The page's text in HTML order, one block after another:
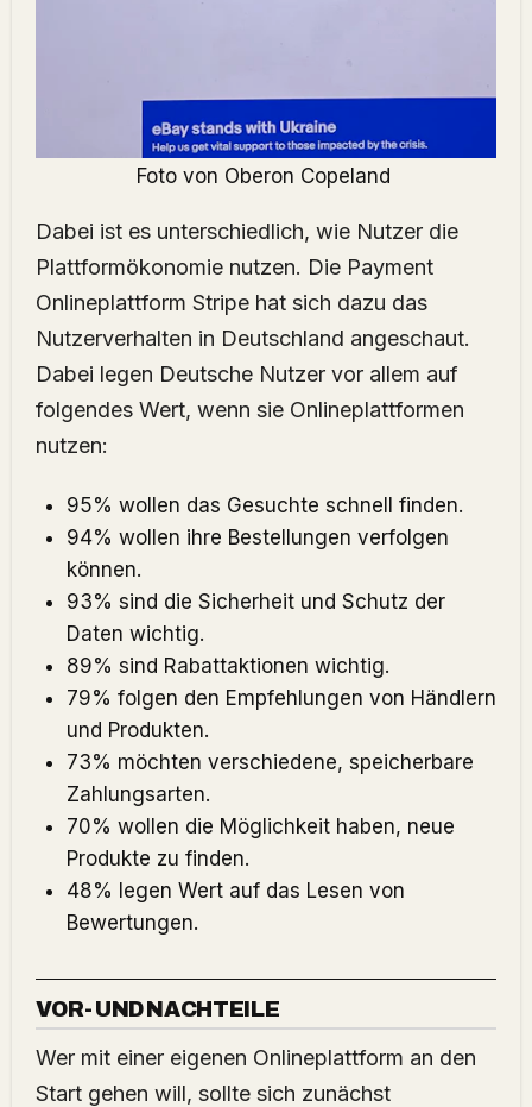
Foto von Oberon Copeland
Dabei ist es unterschiedlich, wie Nutzer die
Plattformökonomie nutzen. Die Payment
Onlineplattform Stripe hat sich dazu das
Nutzerverhalten in Deutschland angeschaut.
Dabei legen Deutsche Nutzer vor allem auf
folgendes Wert, wenn sie Onlineplattformen
nutzen:
95% wollen das Gesuchte schnell finden.
94% wollen ihre Bestellungen verfolgen
können.
93% sind die Sicherheit und Schutz der
Daten wichtig.
89% sind Rabattaktionen wichtig.
79% folgen den Empfehlungen von Händlern
und Produkten.
73% möchten verschiedene, speicherbare
Zahlungsarten.
70% wollen die Möglichkeit haben, neue
Produkte zu finden.
48% legen Wert auf das Lesen von
Bewertungen.
VOR- UND NACHTEILE
Wer mit einer eigenen Onlineplattform an den
Start gehen will, sollte sich zunächst